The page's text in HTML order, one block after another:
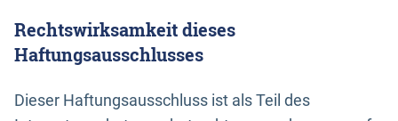
Rechtswirksamkeit dieses
Haftungsausschlusses
Dieser Haftungsausschluss ist als Teil des